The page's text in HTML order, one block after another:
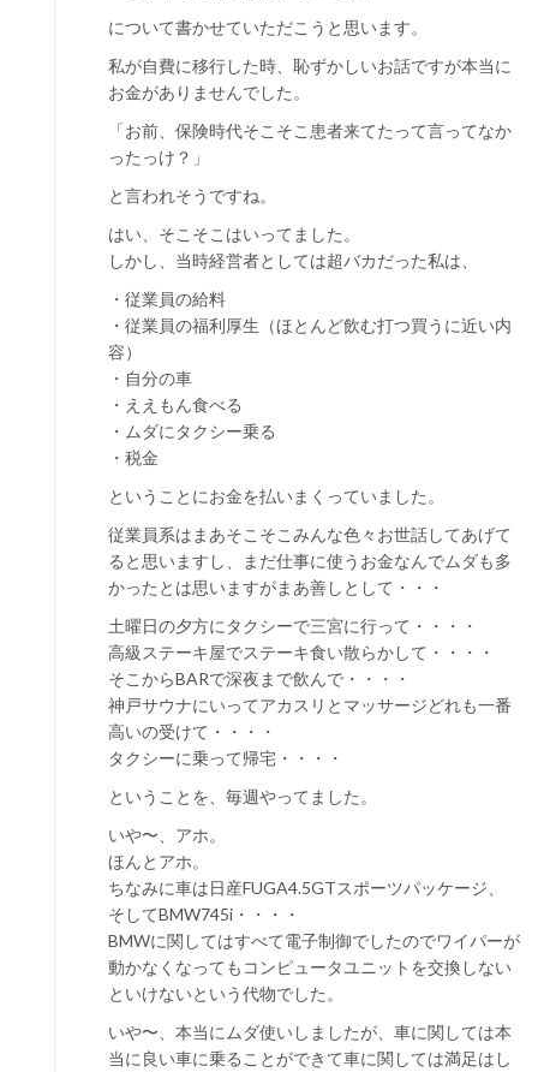
について書かせていただこうと思います。
私が自費に移行した時、恥ずかしいお話ですが本当に
お金がありませんでした。
「お前、保険時代そこそこ患者来てたって言ってなか
ったっけ？」
と言われそうですね。
はい、そこそこはいってました。
しかし、当時経営者としては超バカだった私は、
・従業員の給料
・従業員の福利厚生（ほとんど飲む打つ買うに近い内
容）
・自分の車
・ええもん食べる
・ムダにタクシー乗る
・税金
ということにお金を払いまくっていました。
従業員系はまあそこそこみんな色々お世話してあげて
ると思いますし、まだ仕事に使うお金なんでムダも多
かったとは思いますがまあ善しとして・・・
土曜日の夕方にタクシーで三宮に行って・・・・
高級ステーキ屋でステーキ食い散らかして・・・・
そこからBARで深夜まで飲んで・・・・
神戸サウナにいってアカスリとマッサージどれも一番
高いの受けて・・・・
タクシーに乗って帰宅・・・・
ということを、毎週やってました。
いや〜、アホ。
ほんとアホ。
ちなみに車は日産FUGA4.5GTスポーツパッケージ、
そしてBMW745i・・・・
BMWに関してはすべて電子制御でしたのでワイパーが
動かなくなってもコンピュータユニットを交換しない
といけないという代物でした。
いや〜、本当にムダ使いしましたが、車に関しては本
当に良い車に乗ることができて車に関しては満足はし